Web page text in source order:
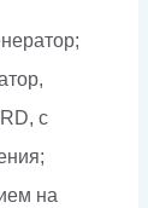
с
на